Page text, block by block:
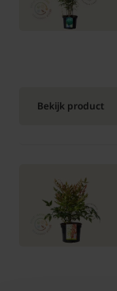
Bekijk product